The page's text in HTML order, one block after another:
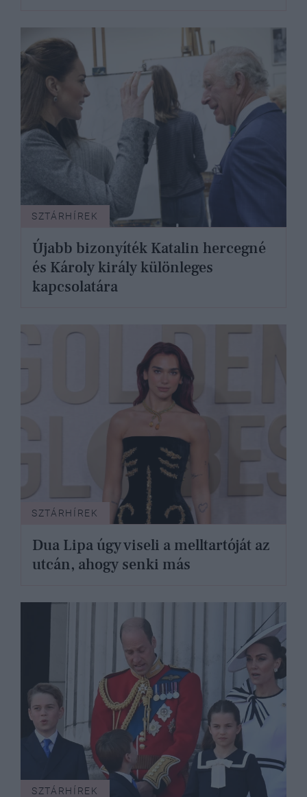
SZTÁRHÍREK
Újabb bizonyíték Katalin hercegné
és Károly király különleges
kapcsolatára
SZTÁRHÍREK
Dua Lipa úgy viseli a melltartóját az
utcán, ahogy senki más
SZTÁRHÍREK